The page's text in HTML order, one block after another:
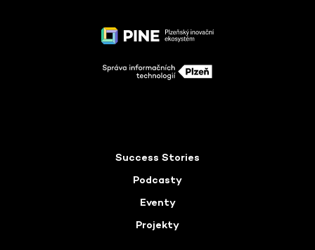
Success Stories
Podcasty
Eventy
Projekty